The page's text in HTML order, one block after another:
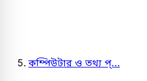
কম্পিউটার ও তথ্য প্…